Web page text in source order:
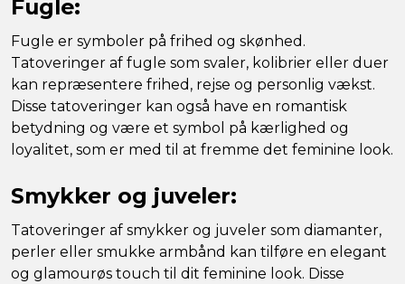
Fugle:
Fugle er symboler på frihed og skønhed.
Tatoveringer af fugle som svaler, kolibrier eller duer
kan repræsentere frihed, rejse og personlig vækst.
Disse tatoveringer kan også have en romantisk
betydning og være et symbol på kærlighed og
loyalitet, som er med til at fremme det feminine look.
Smykker og juveler:
Tatoveringer af smykker og juveler som diamanter,
perler eller smukke armbånd kan tilføre en elegant
og glamourøs touch til dit feminine look. Disse